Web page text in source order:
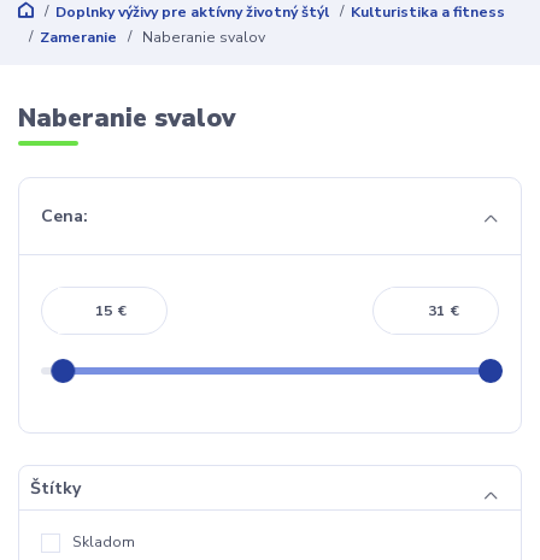
Doplnky výživy pre aktívny životný štýl
Kulturistika a fitness
Zameranie
Naberanie svalov
Naberanie svalov
Cena:
€ €
Štítky
Skladom